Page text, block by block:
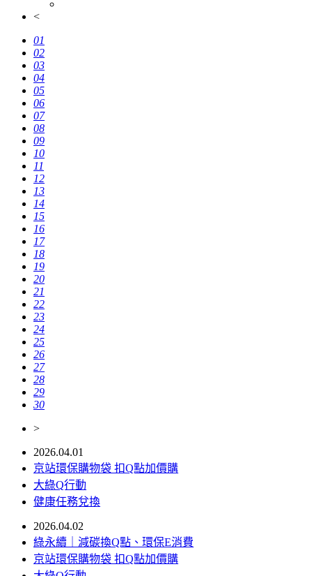
<
01
02
03
04
05
06
07
08
09
10
11
12
13
14
15
16
17
18
19
20
21
22
23
24
25
26
27
28
29
30
>
2026.04.01
京站環保購物袋 扣Q點加價購
大綠Q行動
健康任務兌換
2026.04.02
綠永續｜減碳換Q點、環保E消費
京站環保購物袋 扣Q點加價購